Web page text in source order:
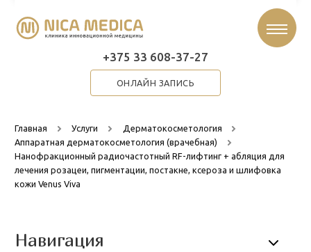
+375 33 608-37-27
ОНЛАЙН ЗАПИСЬ
Главная Услуги
Дерматокосметология
Аппаратная дерматокосметология (врачебная)
Нанофракционный радиочастотный RF-лифтинг + абляция для
лечения розацеи, пигментации, постакне, ксероза и шлифовка
кожи Venus Viva
Навигация